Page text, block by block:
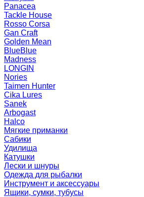
Panacea
Tackle House
Rosso Corsa
Gan Craft
Golden Mean
BlueBlue
Madness
LONGIN
Nories
Taimen Hunter
Cika Lures
Sanek
Arbogast
Halco
Мягкие приманки
Сабики
Удилища
Катушки
Лески и шнуры
Одежда для рыбалки
Инструмент и аксессуары
Ящики, сумки, тубусы